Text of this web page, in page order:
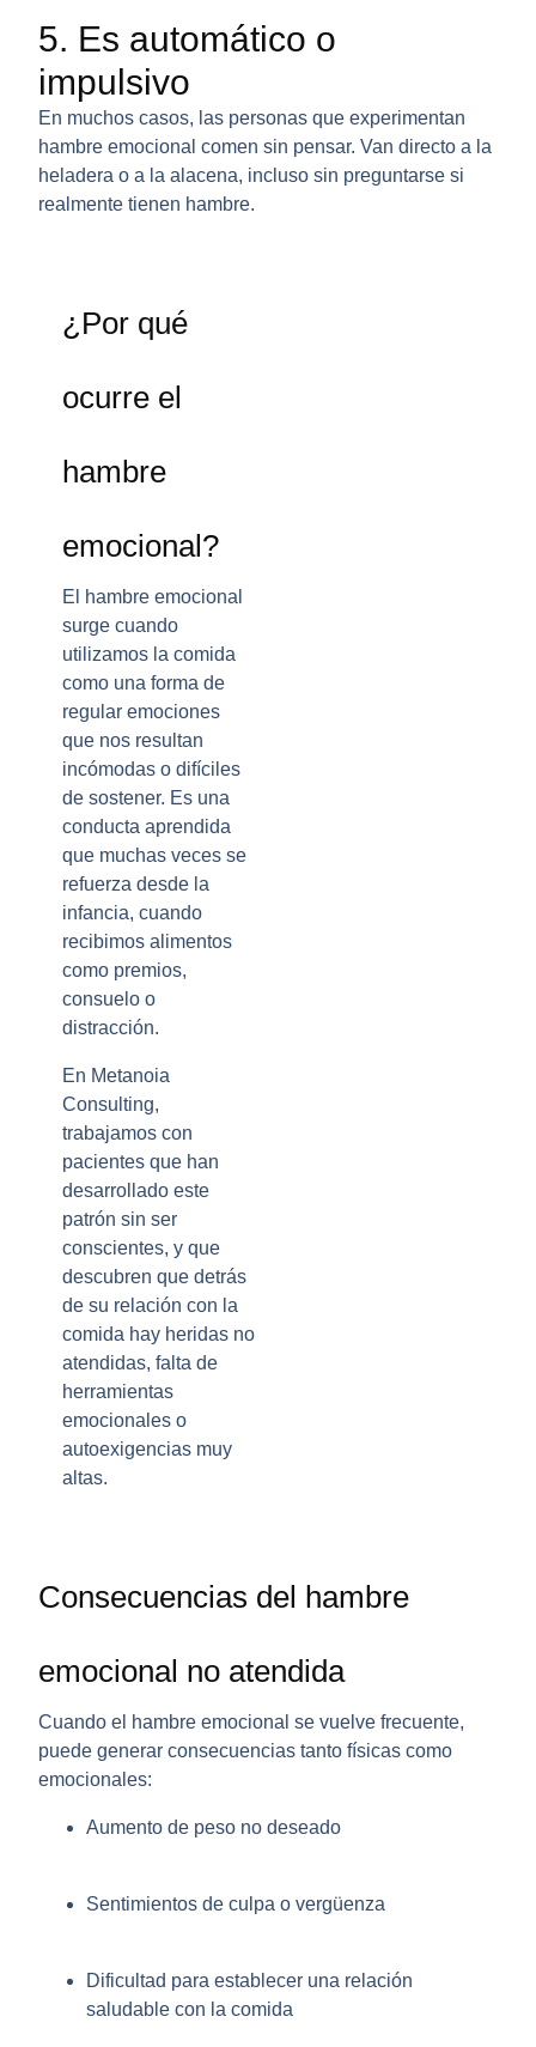
5. Es automático o
impulsivo
En muchos casos, las personas que experimentan
hambre emocional comen sin pensar. Van directo a la
heladera o a la alacena, incluso sin preguntarse si
realmente tienen hambre.
¿Por qué
ocurre el
hambre
emocional?
El hambre emocional
surge cuando
utilizamos la comida
como una forma de
regular emociones
que nos resultan
incómodas o difíciles
de sostener. Es una
conducta aprendida
que muchas veces se
refuerza desde la
infancia, cuando
recibimos alimentos
como premios,
consuelo o
distracción.
En Metanoia
Consulting,
trabajamos con
pacientes que han
desarrollado este
patrón sin ser
conscientes, y que
descubren que detrás
de su relación con la
comida hay heridas no
atendidas, falta de
herramientas
emocionales o
autoexigencias muy
altas.
Consecuencias del hambre
emocional no atendida
Cuando el hambre emocional se vuelve frecuente,
puede generar consecuencias tanto físicas como
emocionales:
Aumento de peso no deseado
Sentimientos de culpa o vergüenza
Dificultad para establecer una relación
saludable con la comida